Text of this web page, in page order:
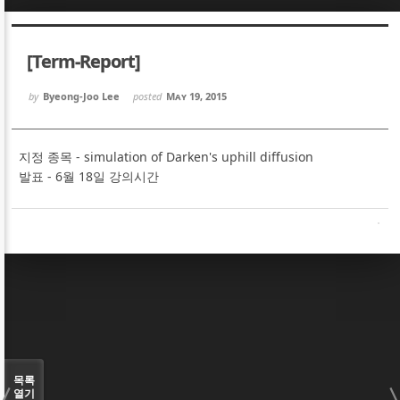
[Term-Report]
by Byeong-Joo Lee posted May 19, 2015
지정 종목 - simulation of Darken's uphill diffusion
발표 - 6월 18일 강의시간
목록
열기
Sketchbook5, 스케치북5
Sketchbook5, 스케치북5
Sketchbook5, 스케치북5
Sketchbook5, 스케치북5